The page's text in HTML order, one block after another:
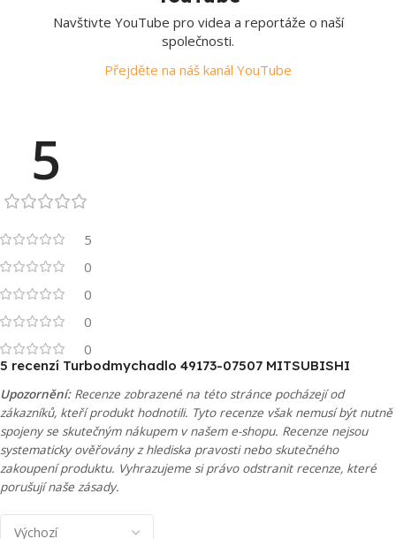
Navštivte YouTube pro videa a reportáže o naší
společnosti.
Přejděte na náš kanál YouTube
5
5
0
0
0
0
5 recenzí Turbodmychadlo 49173-07507 MITSUBISHI
Upozornění:Recenze zobrazené na této stránce pocházejí od
zákazníků, kteří produkt hodnotili. Tyto recenze však nemusí být nutně
spojeny se skutečným nákupem v našem e-shopu. Recenze nejsou
systematicky ověřovány z hlediska pravosti nebo skutečného
zakoupení produktu. Vyhrazujeme si právo odstranit recenze, které
porušují naše zásady.